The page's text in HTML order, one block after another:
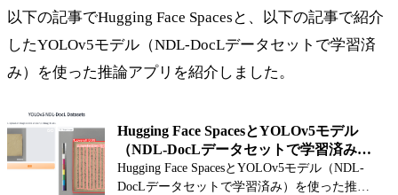
以下の記事でHugging Face Spacesと、以下の記事で紹介
したYOLOv5モデル（NDL-DocLデータセットで学習済
み）を使った推論アプリを紹介しました。
Hugging Face SpacesとYOLOv5モデル
（NDL-DocLデータセットで学習済み）
を使った推論アプリの構築
Hugging Face SpacesとYOLOv5モデル（NDL-
DocLデータセットで学習済み）を使った推論